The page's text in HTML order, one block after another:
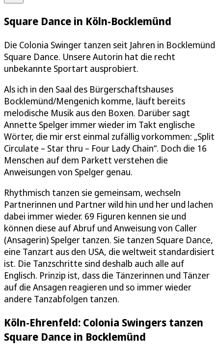
Square Dance in Köln-Bocklemünd
Die Colonia Swinger tanzen seit Jahren in Bocklemünd
Square Dance. Unsere Autorin hat die recht
unbekannte Sportart ausprobiert.
Als ich in den Saal des Bürgerschaftshauses
Bocklemünd/Mengenich komme, läuft bereits
melodische Musik aus den Boxen. Darüber sagt
Annette Spelger immer wieder im Takt englische
Wörter, die mir erst einmal zufällig vorkommen: „Split
Circulate – Star thru – Four Lady Chain“. Doch die 16
Menschen auf dem Parkett verstehen die
Anweisungen von Spelger genau.
Rhythmisch tanzen sie gemeinsam, wechseln
Partnerinnen und Partner wild hin und her und lachen
dabei immer wieder. 69 Figuren kennen sie und
können diese auf Abruf und Anweisung von Caller
(Ansagerin) Spelger tanzen. Sie tanzen Square Dance,
eine Tanzart aus den USA, die weltweit standardisiert
ist. Die Tanzschritte sind deshalb auch alle auf
Englisch. Prinzip ist, dass die Tänzerinnen und Tänzer
auf die Ansagen reagieren und so immer wieder
andere Tanzabfolgen tanzen.
Köln-Ehrenfeld: Colonia Swingers tanzen
Square Dance in Bocklemünd